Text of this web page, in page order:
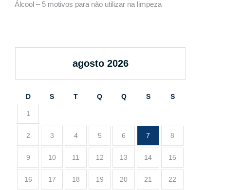
Álcool – 5 motivos para não utilizar na limpeza
agosto 2026
D S T Q Q S S
1
2 3 4 5 6 7 8
9 10 11 12 13 14 15
16 17 18 19 20 21 22